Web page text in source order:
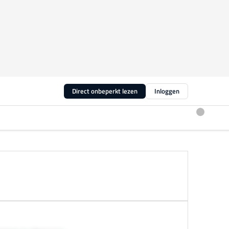
Direct onbeperkt lezen Inloggen